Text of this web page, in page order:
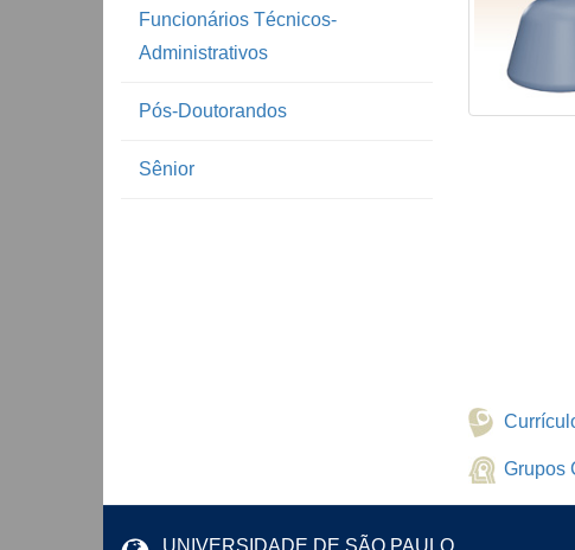
Funcionários Técnicos-
Administrativos
Pós-Doutorandos
Sênior
Grupos
UNIVERSIDADE DE SÃO PAULO